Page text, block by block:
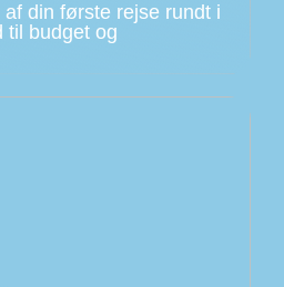
din første rejse rundt i
til budget og